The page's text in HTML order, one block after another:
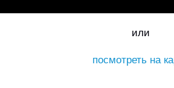
или
посмотреть на